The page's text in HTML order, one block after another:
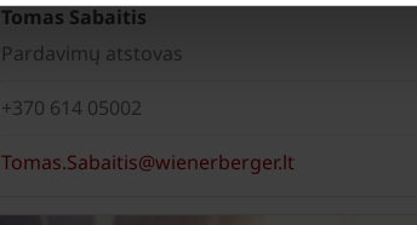
Tomas Sabaitis
Pardavimų atstovas
+370 614 05002
Tomas.Sabaitis@wienerberger.lt